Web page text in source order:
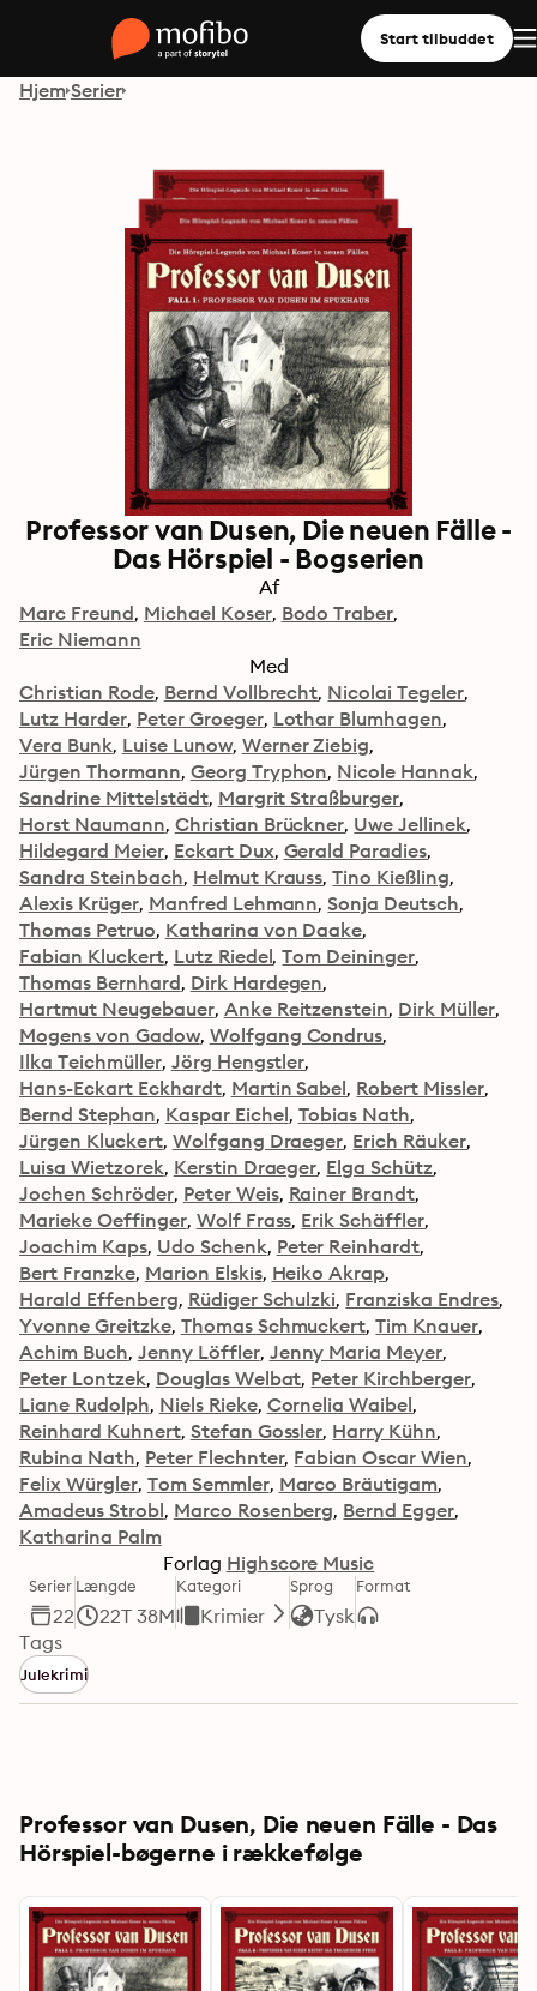
Start tilbuddet
Hjem Serier
Professor van Dusen, Die neuen Fälle -
Das Hörspiel - Bogserien
Af
Marc Freund Michael Koser Bodo Traber
Eric Niemann
Med
Christian Rode Bernd Vollbrecht Nicolai Tegeler
Lutz Harder Peter Groeger Lothar Blumhagen
Vera Bunk Luise Lunow Werner Ziebig
Jürgen Thormann Georg Tryphon Nicole Hannak
Sandrine Mittelstädt Margrit Straßburger
Horst Naumann Christian Brückner Uwe Jellinek
Hildegard Meier Eckart Dux Gerald Paradies
Sandra Steinbach Helmut Krauss Tino Kießling
Alexis Krüger Manfred Lehmann Sonja Deutsch
Thomas Petruo Katharina von Daake
Fabian Kluckert Lutz Riedel Tom Deininger
Thomas Bernhard Dirk Hardegen
Hartmut Neugebauer Anke Reitzenstein Dirk Müller
Mogens von Gadow Wolfgang Condrus
Ilka Teichmüller Jörg Hengstler
Hans-Eckart Eckhardt Martin Sabel Robert Missler
Bernd Stephan Kaspar Eichel Tobias Nath
Jürgen Kluckert Wolfgang Draeger Erich Räuker
Luisa Wietzorek Kerstin Draeger Elga Schütz
Jochen Schröder Peter Weis Rainer Brandt
Marieke Oeffinger Wolf Frass Erik Schäffler
Joachim Kaps Udo Schenk Peter Reinhardt
Bert Franzke Marion Elskis Heiko Akrap
Harald Effenberg Rüdiger Schulzki Franziska Endres
Yvonne Greitzke Thomas Schmuckert Tim Knauer
Achim Buch Jenny Löffler Jenny Maria Meyer
Peter Lontzek Douglas Welbat Peter Kirchberger
Liane Rudolph Niels Rieke Cornelia Waibel
Reinhard Kuhnert Stefan Gossler Harry Kühn
Rubina Nath Peter Flechnter Fabian Oscar Wien
Felix Würgler Tom Semmler Marco Bräutigam
Amadeus Strobl Marco Rosenberg Bernd Egger
Katharina Palm
Forlag Highscore Music
Serier
22
Længde
22T 38M
Kategori
Krimier
Sprog
Tysk
Format
Tags
Julekrimi
Professor van Dusen, Die neuen Fälle - Das
Hörspiel-bøgerne i rækkefølge